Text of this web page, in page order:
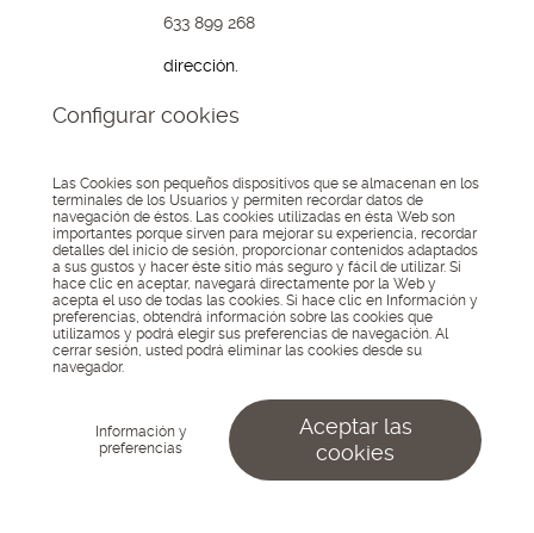
633 899 268
dirección.
191
© 2026 Lo Kreo - Estudio
Creativo
Aviso Legal
Política de
privacidad
Política de
cookies
Configurar
cookies
Asociados
a:
Configurar cookies
Las Cookies son pequeños dispositivos que se almacenan en los
terminales de los Usuarios y permiten recordar datos de
navegación de éstos. Las cookies utilizadas en ésta Web son
importantes porque sirven para mejorar su experiencia, recordar
detalles del inicio de sesión, proporcionar contenidos adaptados
a sus gustos y hacer éste sitio más seguro y fácil de utilizar. Si
hace clic en aceptar, navegará directamente por la Web y
acepta el uso de todas las cookies. Si hace clic en Información y
preferencias, obtendrá información sobre las cookies que
utilizamos y podrá elegir sus preferencias de navegación. Al
cerrar sesión, usted podrá eliminar las cookies desde su
navegador.
Información y
preferencias
Aceptar las
cookies